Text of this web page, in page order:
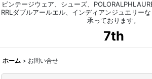
ビンテージウェア、シューズ、
RRLダブルアールエル、インディアンジュエリー
承っております。
7th
ホーム > お問い合せ